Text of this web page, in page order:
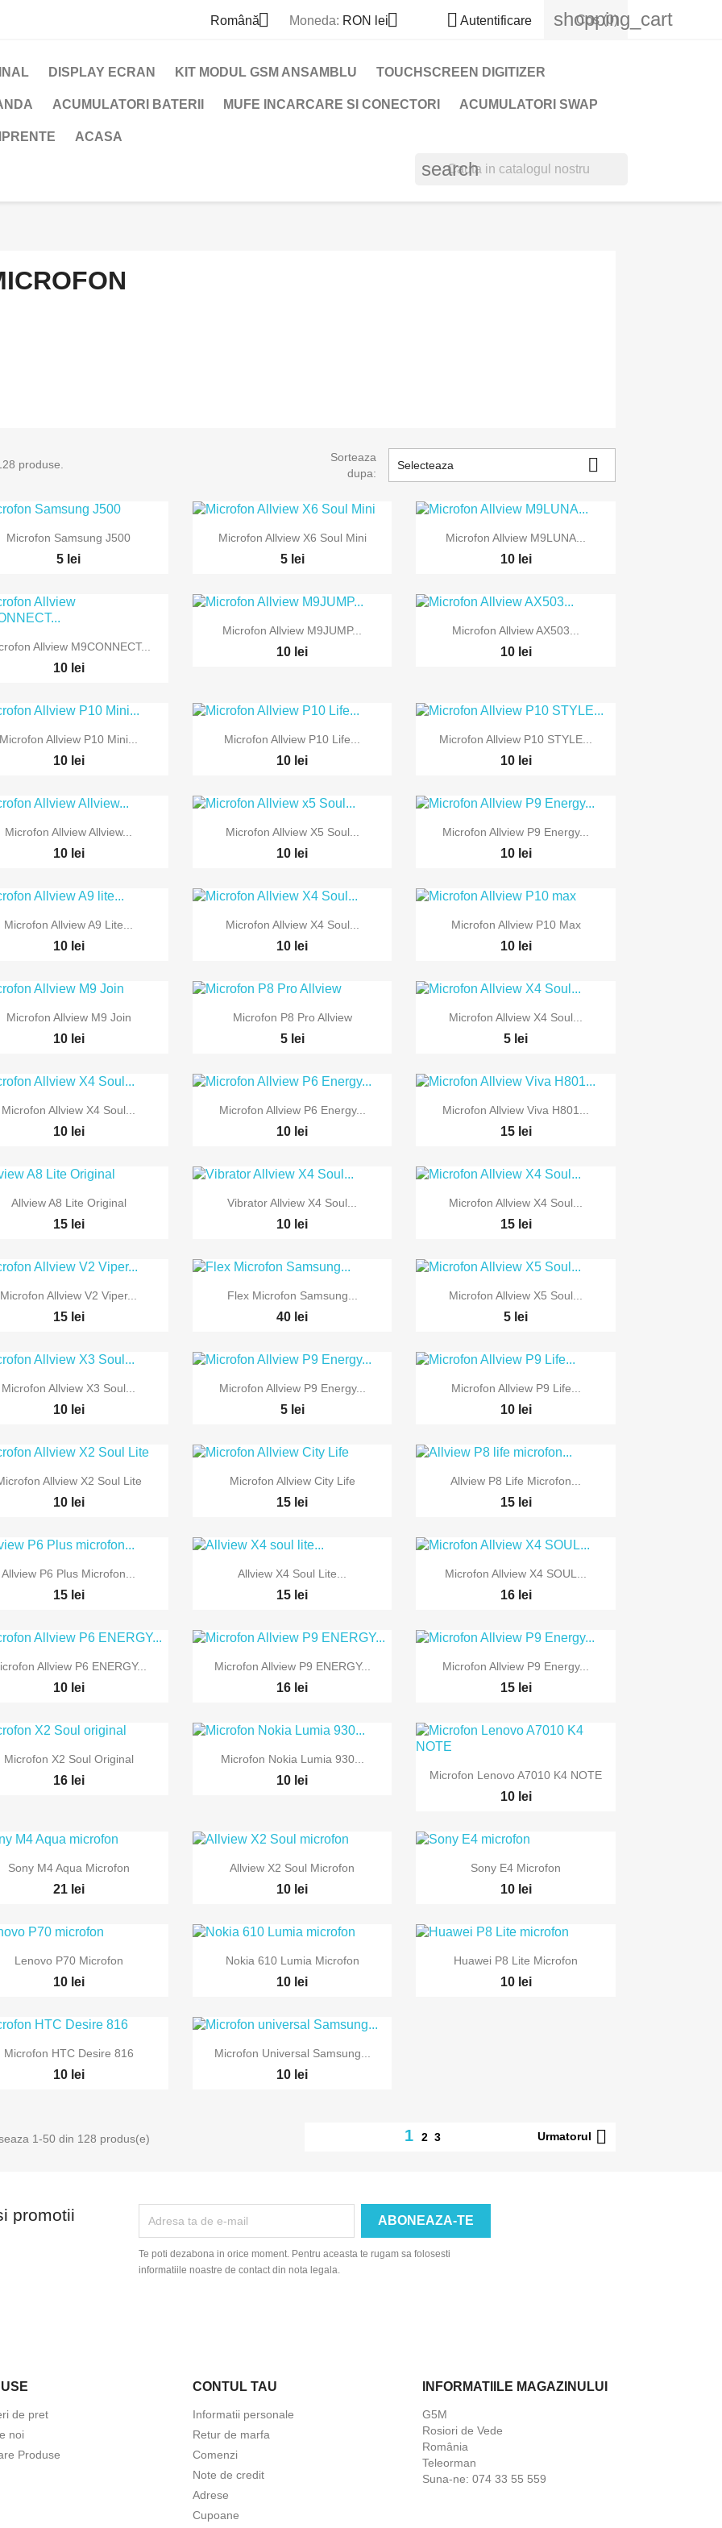
Română Moneda: RON lei  Autentificare shopping_cart
Cos (0)
DISPLAY ECRAN KIT MODUL GSM ANSAMBLU TOUCHSCREEN DIGITIZER
ACUMULATORI BATERII MUFE INCARCARE SI CONECTORI ACUMULATORI SWAP
ACASA
search
produse.
Sorteaza
dupa:
Selecteaza 
 Vizualizare rapida
Microfon Samsung J500
5 lei
 Vizualizare rapida
Microfon Allview X6 Soul Mini
5 lei
 Vizualizare rapida
Microfon Allview M9LUNA...
10 lei
 Vizualizare rapida
Allview M9CONNECT...
10 lei
 Vizualizare rapida
Microfon Allview M9JUMP...
10 lei
 Vizualizare rapida
Microfon Allview AX503...
10 lei
 Vizualizare rapida
Microfon Allview P10 Mini...
10 lei
 Vizualizare rapida
Microfon Allview P10 Life...
10 lei
 Vizualizare rapida
Microfon Allview P10 STYLE...
10 lei
 Vizualizare rapida
Microfon Allview Allview...
10 lei
 Vizualizare rapida
Microfon Allview X5 Soul...
10 lei
 Vizualizare rapida
Microfon Allview P9 Energy...
10 lei
 Vizualizare rapida
Microfon Allview A9 Lite...
10 lei
 Vizualizare rapida
Microfon Allview X4 Soul...
10 lei
 Vizualizare rapida
Microfon Allview P10 Max
10 lei
 Vizualizare rapida
Microfon Allview M9 Join
10 lei
 Vizualizare rapida
Microfon P8 Pro Allview
5 lei
 Vizualizare rapida
Microfon Allview X4 Soul...
5 lei
 Vizualizare rapida
Microfon Allview X4 Soul...
10 lei
 Vizualizare rapida
Microfon Allview P6 Energy...
10 lei
 Vizualizare rapida
Microfon Allview Viva H801...
15 lei
 Vizualizare rapida
Allview A8 Lite Original
15 lei
 Vizualizare rapida
Vibrator Allview X4 Soul...
10 lei
 Vizualizare rapida
Microfon Allview X4 Soul...
15 lei
 Vizualizare rapida
Microfon Allview V2 Viper...
15 lei
 Vizualizare rapida
Flex Microfon Samsung...
40 lei
 Vizualizare rapida
Microfon Allview X5 Soul...
5 lei
 Vizualizare rapida
Microfon Allview X3 Soul...
10 lei
 Vizualizare rapida
Microfon Allview P9 Energy...
5 lei
 Vizualizare rapida
Microfon Allview P9 Life...
10 lei
 Vizualizare rapida
Allview X2 Soul Lite
10 lei
 Vizualizare rapida
Microfon Allview City Life
15 lei
 Vizualizare rapida
Allview P8 Life Microfon...
15 lei
 Vizualizare rapida
Allview P6 Plus Microfon...
15 lei
 Vizualizare rapida
Allview X4 Soul Lite...
15 lei
 Vizualizare rapida
Microfon Allview X4 SOUL...
16 lei
 Vizualizare rapida
Allview P6 ENERGY...
10 lei
 Vizualizare rapida
Microfon Allview P9 ENERGY...
16 lei
 Vizualizare rapida
Microfon Allview P9 Energy...
15 lei
 Vizualizare rapida
Microfon X2 Soul Original
16 lei
 Vizualizare rapida
Microfon Nokia Lumia 930...
10 lei  Vizualizare rapida
Microfon Lenovo A7010 K4 NOTE
10 lei
 Vizualizare rapida
Sony M4 Aqua Microfon
21 lei
 Vizualizare rapida
Allview X2 Soul Microfon
10 lei
Vizualizare rapida
Sony E4 Microfon
10 lei
 Vizualizare rapida
Lenovo P70 Microfon
10 lei
 Vizualizare rapida
Nokia 610 Lumia Microfon
10 lei
 Vizualizare rapida
Huawei P8 Lite Microfon
10 lei
 Vizualizare rapida
Microfon HTC Desire 816
10 lei
 Vizualizare rapida
Microfon Universal Samsung...
10 lei
1-50 din 128 produs(e) 1 2 3 Urmatorul 
promotii
Te poti dezabona in orice moment. Pentru aceasta te rugam sa folosesti
informatiile noastre de contact din nota legala.
de pret
noi
Produse
CONTUL TAU
Informatii personale
Retur de marfa
Comenzi
Note de credit
Adrese
Cupoane
INFORMATIILE MAGAZINULUI
G5M
Rosiori de Vede
România
Teleorman
Suna-ne: 074 33 55 559